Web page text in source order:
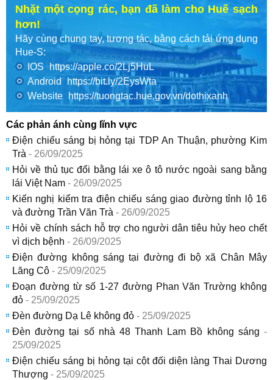
Nhặt một cọng rác, bạn đã làm cho Huế sạch
hơn!
Hãy cùng chung tay, tương tác, bằng cách tải ứng dụng
Hue-S:
IOS
https://apple.co/2Lj5HuL
Android
https://bit.ly/2EysWta
Website
https://tuongtac.hue.gov.vn/dothixanh
Các phản ánh cùng lĩnh vực
Điện chiếu sáng bị hỏng tại TDP An Thuận, phường Kim
Trà - 26/09/2025
Hỏi về thủ tục đổi bằng lái xe ô tô nước ngoài sang bằng
lái Việt Nam - 26/09/2025
Kiến nghị kiểm tra điện chiếu sáng giao đường tỉnh lộ 16
và đường Trần Văn Trà - 26/09/2025
Hỏi về chính sách hỗ trợ cho người dân tiêu hủy heo chết
vì dịch bệnh - 26/09/2025
Điện đường không sáng tại đường đi bộ xã Chân Mây
Lăng Cô - 25/09/2025
Đoạn đường từ số 1-27 đường Phan Văn Trường không
đỏ - 25/09/2025
Đèn đường Dạ Lê không đỏ - 25/09/2025
Đèn đường tại số nhà 48 Thanh Lam Bồ không sáng -
25/09/2025
Điện chiếu sáng bị hỏng tại cột đối diện làng Thai Dương
Thượng - 25/09/2025